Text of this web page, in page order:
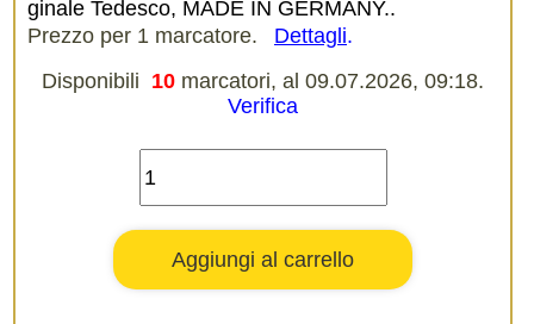
ginale Tedesco, MADE IN GERMANY..
Prezzo per 1 marcatore.
Dettagli.
Disponibili 10 marcatori, al 09.07.2026, 09:18.
Verifica